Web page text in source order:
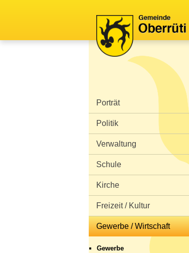
Hauptnavigation
Porträt
Politik
Verwaltung
Schule
Kirche
Freizeit / Kultur
Gewerbe / Wirtschaft
Gewerbe